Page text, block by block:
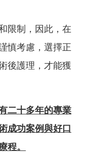
限制，因此，在
慎考慮，選擇正
後護理，才能獲
二十多年的專業
成功案例與好口
程。